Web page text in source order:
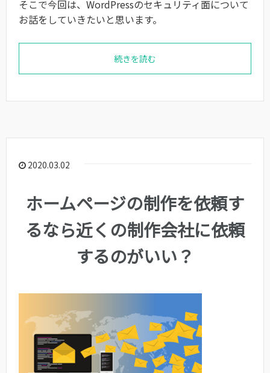
そこで今回は、WordPressのセキュリティ面について
お話をしていきたいと思います。
続きを読む
2020.03.02
ホームページの制作を依頼す
るなら近くの制作会社に依頼
するのがいい？